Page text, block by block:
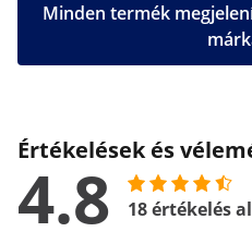
Minden termék
Értékelések és
4.8 18 értékelés